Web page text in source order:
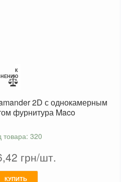
К
2D с однокамерным
фурнитура Maco
товара: 320
грн/шт.
КУПИТЬ